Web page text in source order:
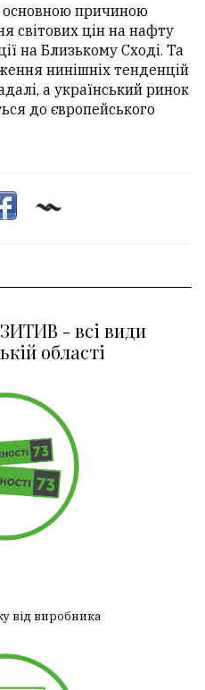
основною причиною
світових цін на нафту
на Близькому Сході. Та
нинішніх тенденцій
а український ринок
до європейського
- всі види
області
від виробника